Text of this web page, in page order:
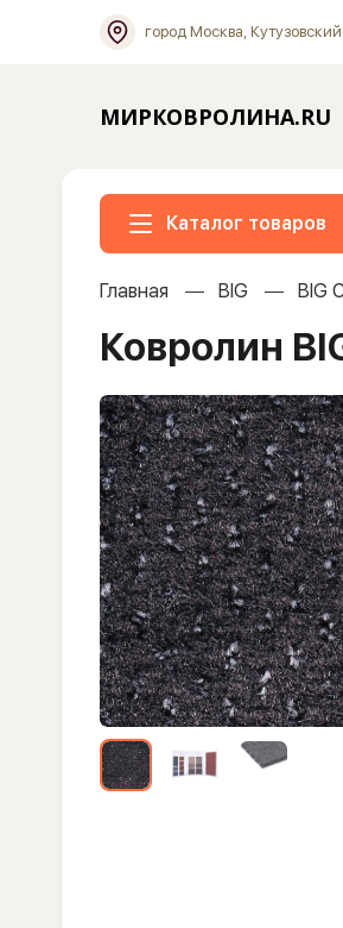
город Москва,
МИРКОВРОЛИНА.RU
Каталог товаров
Главная BIG BIG
Ковролин